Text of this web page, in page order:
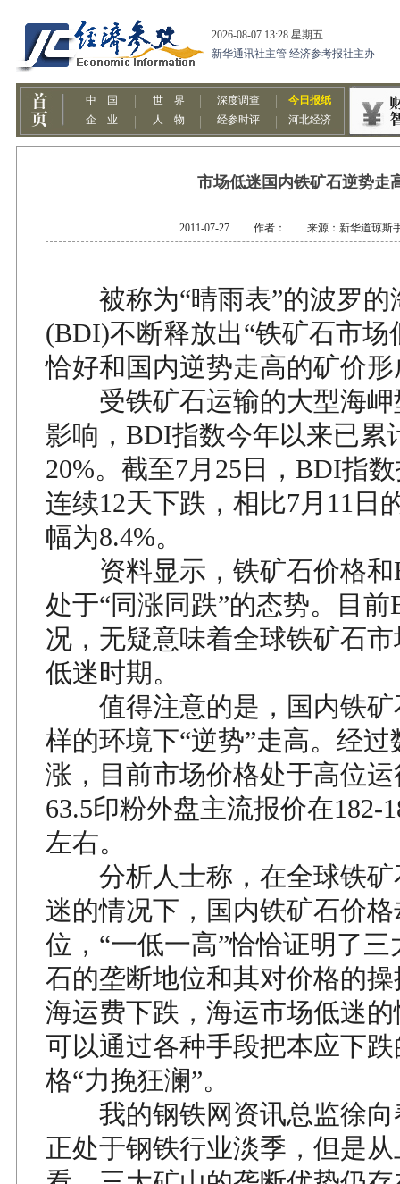
市场低迷国内铁矿石逆势走
2011-07-27 作者： 来源：新华道琼斯
被称为“晴雨表”的波罗的
(BDI)不断释放出“铁矿石市场
恰好和国内逆势走高的矿价
受铁矿石运输的大型海岬
影响，BDI指数今年以来已累
20%。截至7月25日，BDI指
连续12天下跌，相比7月11日
幅为8.4%。
资料显示，铁矿石价格和
处于“同涨同跌”的态势。目
况，无疑意味着全球铁矿石
低迷时期。
值得注意的是，国内铁矿
样的环境下“逆势”走高。经
涨，目前市场价格处于高位
63.5印粉外盘主流报价在182-
左右。
分析人士称，在全球铁矿
迷的情况下，国内铁矿石价
位，“一低一高”恰恰证明了
石的垄断地位和其对价格的
海运费下跌，海运市场低迷
可以通过各种手段把本应下
格“力挽狂澜”。
我的钢铁网资讯总监徐向
正处于钢铁行业淡季，但是